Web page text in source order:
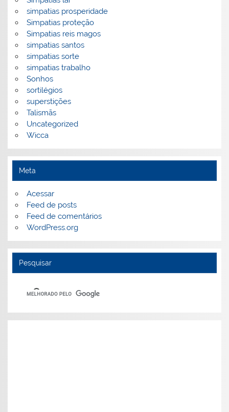
simpatias prosperidade
Simpatias proteção
Simpatias reis magos
simpatias santos
simpatias sorte
simpatias trabalho
Sonhos
sortilégios
superstições
Talismãs
Uncategorized
Wicca
Meta
Acessar
Feed de posts
Feed de comentários
WordPress.org
Pesquisar